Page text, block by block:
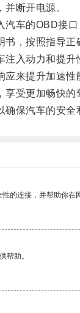
断开电源。
车的OBD接口
，按照指导正
入动力和提升
来提升加速性
受更加畅快的
保汽车的安全
的连接，并帮助你在
帮助。